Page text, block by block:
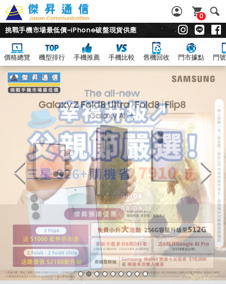
0
挑戰手機市場最低價~iPhone破盤現貨供應
價格總覽 機型排行 手機推薦 手機比較 舊機回收 門市據點 門